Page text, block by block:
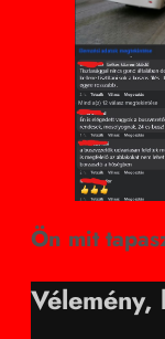
Ön mit
Vélemény,